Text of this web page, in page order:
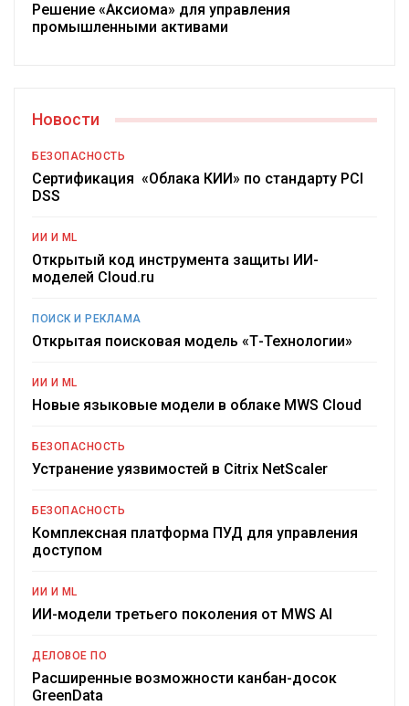
Решение «Аксиома» для управления
промышленными активами
Новости
БЕЗОПАСНОСТЬ
Сертификация «Облака КИИ» по стандарту PCI
DSS
ИИ И ML
Открытый код инструмента защиты ИИ-
моделей Cloud.ru
ПОИСК И РЕКЛАМА
Открытая поисковая модель «Т-Технологии»
ИИ И ML
Новые языковые модели в облаке MWS Cloud
БЕЗОПАСНОСТЬ
Устранение уязвимостей в Citrix NetScaler
БЕЗОПАСНОСТЬ
Комплексная платформа ПУД для управления
доступом
ИИ И ML
ИИ-модели третьего поколения от MWS AI
ДЕЛОВОЕ ПО
Расширенные возможности канбан-досок
GreenData